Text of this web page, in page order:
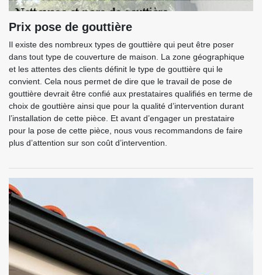
Prix pose de gouttière
Il existe des nombreux types de gouttière qui peut être poser
dans tout type de couverture de maison. La zone géographique
et les attentes des clients définit le type de gouttière qui le
convient. Cela nous permet de dire que le travail de pose de
gouttière devrait être confié aux prestataires qualifiés en terme de
choix de gouttière ainsi que pour la qualité d’intervention durant
l’installation de cette pièce. Et avant d’engager un prestataire
pour la pose de cette pièce, nous vous recommandons de faire
plus d’attention sur son coût d’intervention.